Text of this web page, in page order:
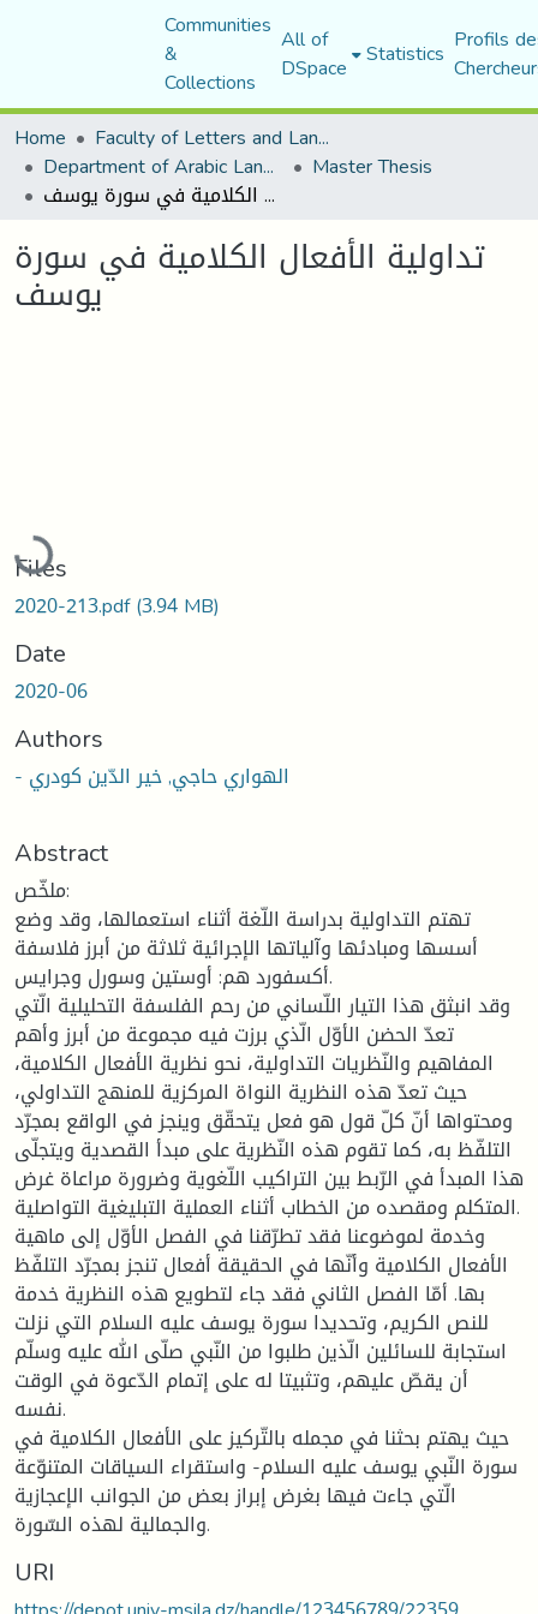
Communities
&
Collections
All of
DSpace Statistics Profils
Home
Faculty of Letters and Languages
Department of Arabic Language and Literature Master Thesis
تداولية الأفعال الكلامية في سورة يوسف
تداولية الأفعال الكلامية في سورة
يوسف
Loading...
Files
2020-213.pdf(3.94 MB)
Date
2020-06
Authors
- الهواري حاجي, خير الدّين كودري
Abstract
ملخّص:
تهتم التداولية بدراسة اللّغة أثناء استعمالها، وقد وضع
أسسها ومبادئها وآلياتها الإجرائية ثلاثة من أبرز فلاسفة
أكسفورد هم: أوستين وسورل وجرايس.
وقد انبثق هذا التيار اللّساني من رحم الفلسفة التحليلية الّتي
تعدّ الحضن الأوّل الّذي برزت فيه مجموعة من أبرز وأهم
المفاهيم والنّظريات التداولية، نحو نظرية الأفعال الكلامية،
حيث تعدّ هذه النظرية النواة المركزية للمنهج التداولي،
ومحتواها أنّ كلّ قول هو فعل يتحقّق وينجز في الواقع بمجرّد
التلفّظ به، كما تقوم هذه النّظرية على مبدأ القصدية ويتجلّى
هذا المبدأ في الرّبط بين التراكيب اللّغوية وضرورة مراعاة غرض
المتكلم ومقصده من الخطاب أثناء العملية التبليغية التواصلية.
وخدمة لموضوعنا فقد تطرّقنا في الفصل الأوّل إلى ماهية
الأفعال الكلامية وأنّها في الحقيقة أفعال تنجز بمجرّد التلفّظ
بها. أمّا الفصل الثاني فقد جاء لتطويع هذه النظرية خدمة
للنص الكريم، وتحديدا سورة يوسف عليه السلام التي نزلت
استجابة للسائلين الّذين طلبوا من النّبي صلّى الله عليه وسلّم
أن يقصّ عليهم، وتثبيتا له على إتمام الدّعوة في الوقت
نفسه.
حيث يهتم بحثنا في مجمله بالتّركيز على الأفعال الكلامية في
سورة النّبي يوسف عليه السلام- واستقراء السياقات المتنوّعة
الّتي جاءت فيها بغرض إبراز بعض من الجوانب الإعجازية
والجمالية لهذه السّورة.
URI